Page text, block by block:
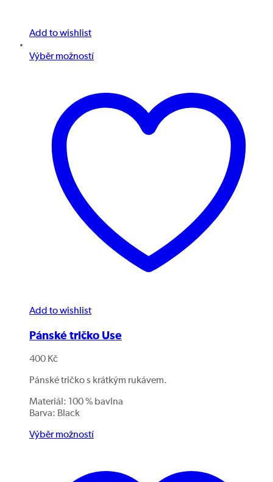
Add to wishlist
Výběr možností
Add to wishlist
Pánské tričko Use
400 Kč
Pánské tričko s krátkým rukávem.
Materiál: 100 % bavlna
Barva: Black
Výběr možností